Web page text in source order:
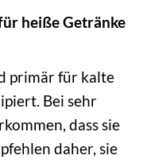
heiße Getränke
primär für kalte
Bei sehr
dass sie
daher, sie